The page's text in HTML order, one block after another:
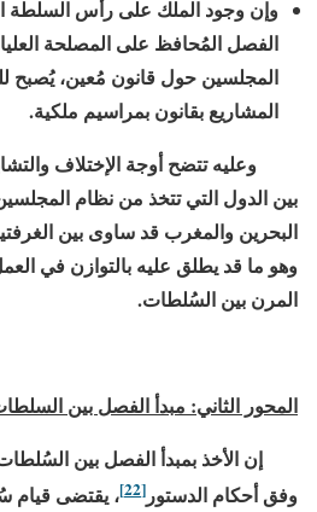
وإن وجود الملك على رأس السلطة
الفصل المُحافظ على المصلحة
المجلسين حول قانون مُعين، يُصبح
المشاريع بقانون بمراسيم ملكية.
وعليه تتضح أوجة الإختلاف
بين الدول التي تتخذ من نظام
البحرين والمغرب قد ساوى بين
وهو ما قد يطلق عليه بالتوازن في
المرن بين السُلطات.
المحور الثاني: مبدأ الفصل بين
إن الأخذ بمبدأ الفصل بين السُلطات
وفق أحكام الدستور [22]
، يقتضى قيام